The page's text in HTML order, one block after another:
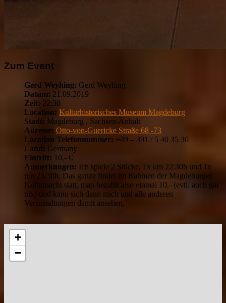
Zum Event
Gerd Weyhing: Gerd Weyhing
Datum: 21.09.2019
Zeit: 22:30
Location: Kulturhistorisches Museum Magdeburg
Stadt: Magdeburg , Sachsen-Anhalt
Adresse: Otto-von-Guericke Straße 68 -73
Location Telefonnummer: +49 – 391 / 5 40 35 30
Land: Germany
Eintritt: 10,- €
Anmerkungen: Ich spiele 2 Stücke, 1x um 22:30h und 1x
um 23:30h. Das ganze findet im Rahmen der Magdeburger
Kulturnacht statt, man bezahlt also einmal 10,- (evtl. auch gar
nix) und kann sich dann mich und alle anderen
Veranstaltungen damit ansehen,
+
−